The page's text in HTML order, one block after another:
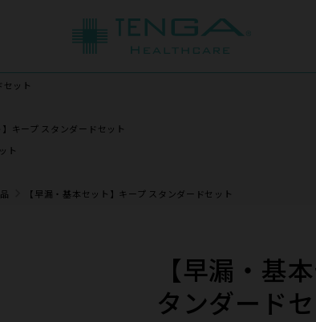
ット
】キープ スタンダードセット
ト
【早漏・基本セット】キープ スタンダードセット
【早漏・基
タンダード